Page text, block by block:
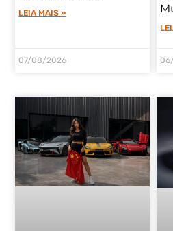
LEIA MAIS »
07/08/2026